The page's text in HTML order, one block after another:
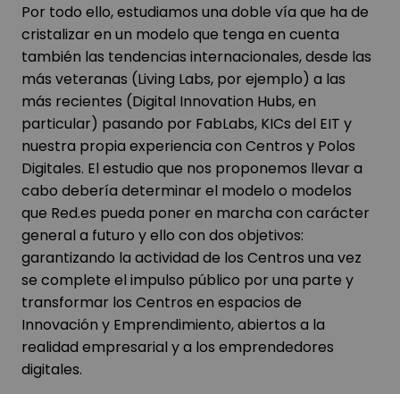
Por todo ello, estudiamos una doble vía que ha de
cristalizar en un modelo que tenga en cuenta
también las tendencias internacionales, desde las
más veteranas (Living Labs, por ejemplo) a las
más recientes (Digital Innovation Hubs, en
particular) pasando por FabLabs, KICs del EIT y
nuestra propia experiencia con Centros y Polos
Digitales. El estudio que nos proponemos llevar a
cabo debería determinar el modelo o modelos
que Red.es pueda poner en marcha con carácter
general a futuro y ello con dos objetivos:
garantizando la actividad de los Centros una vez
se complete el impulso público por una parte y
transformar los Centros en espacios de
Innovación y Emprendimiento, abiertos a la
realidad empresarial y a los emprendedores
digitales.